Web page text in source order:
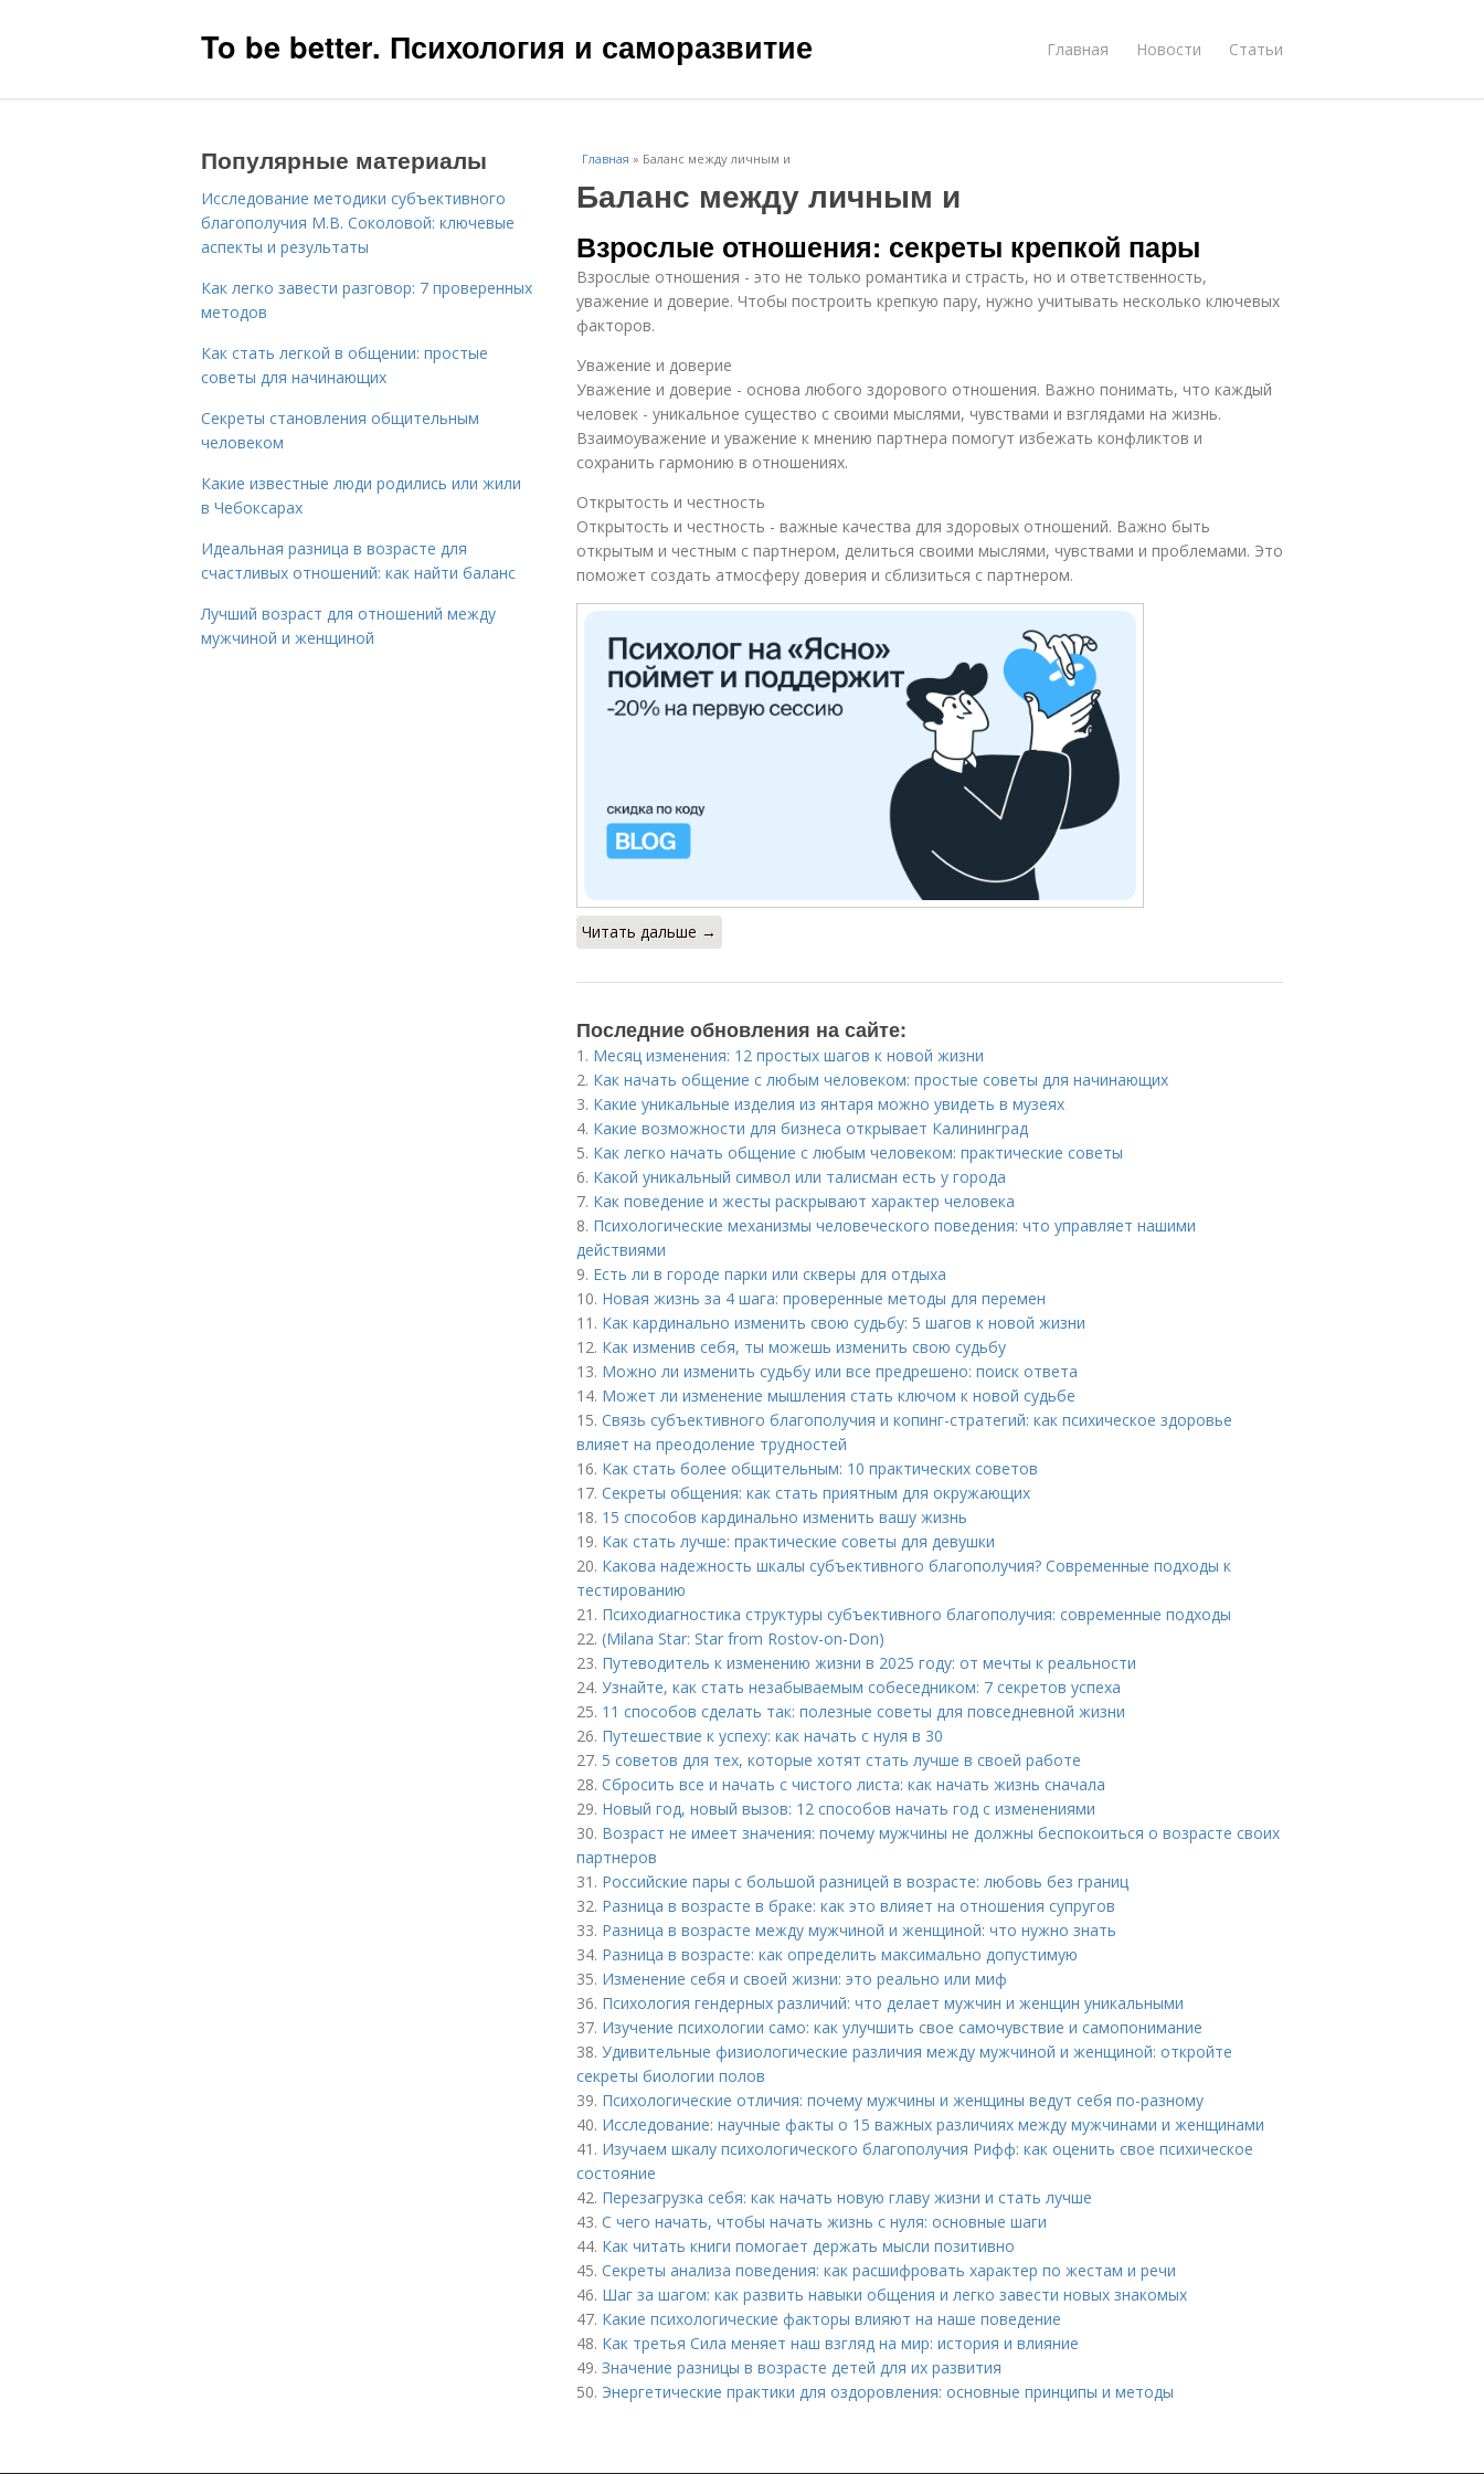
To be better. Психология и саморазвитие Главная Новости Статьи
Главная » Баланс между личным и
Баланс между личным и
Взрослые отношения: секреты крепкой пары
Взрослые отношения - это не только романтика и страсть, но и ответственность,
уважение и доверие. Чтобы построить крепкую пару, нужно учитывать несколько ключевых
факторов.
Уважение и доверие
Уважение и доверие - основа любого здорового отношения. Важно понимать, что каждый
человек - уникальное существо с своими мыслями, чувствами и взглядами на жизнь.
Взаимоуважение и уважение к мнению партнера помогут избежать конфликтов и
сохранить гармонию в отношениях.
Открытость и честность
Открытость и честность - важные качества для здоровых отношений. Важно быть
открытым и честным с партнером, делиться своими мыслями, чувствами и проблемами. Это
поможет создать атмосферу доверия и сблизиться с партнером.
Читать дальше →
Последние обновления на сайте:
1. Месяц изменения: 12 простых шагов к новой жизни
2. Как начать общение с любым человеком: простые советы для начинающих
3. Какие уникальные изделия из янтаря можно увидеть в музеях
4. Какие возможности для бизнеса открывает Калининград
5. Как легко начать общение с любым человеком: практические советы
6. Какой уникальный символ или талисман есть у города
7. Как поведение и жесты раскрывают характер человека
8. Психологические механизмы человеческого поведения: что управляет нашими
действиями
9. Есть ли в городе парки или скверы для отдыха
10. Новая жизнь за 4 шага: проверенные методы для перемен
11. Как кардинально изменить свою судьбу: 5 шагов к новой жизни
12. Как изменив себя, ты можешь изменить свою судьбу
13. Можно ли изменить судьбу или все предрешено: поиск ответа
14. Может ли изменение мышления стать ключом к новой судьбе
15. Связь субъективного благополучия и копинг-стратегий: как психическое здоровье
влияет на преодоление трудностей
16. Как стать более общительным: 10 практических советов
17. Секреты общения: как стать приятным для окружающих
18. 15 способов кардинально изменить вашу жизнь
19. Как стать лучше: практические советы для девушки
20. Какова надежность шкалы субъективного благополучия? Современные подходы к
тестированию
21. Психодиагностика структуры субъективного благополучия: современные подходы
22. (Milana Star: Star from Rostov-on-Don)
23. Путеводитель к изменению жизни в 2025 году: от мечты к реальности
24. Узнайте, как стать незабываемым собеседником: 7 секретов успеха
25. 11 способов сделать так: полезные советы для повседневной жизни
26. Путешествие к успеху: как начать с нуля в 30
27. 5 советов для тех, которые хотят стать лучше в своей работе
28. Сбросить все и начать с чистого листа: как начать жизнь сначала
29. Новый год, новый вызов: 12 способов начать год с изменениями
30. Возраст не имеет значения: почему мужчины не должны беспокоиться о возрасте своих
партнеров
31. Российские пары с большой разницей в возрасте: любовь без границ
32. Разница в возрасте в браке: как это влияет на отношения супругов
33. Разница в возрасте между мужчиной и женщиной: что нужно знать
34. Разница в возрасте: как определить максимально допустимую
35. Изменение себя и своей жизни: это реально или миф
36. Психология гендерных различий: что делает мужчин и женщин уникальными
37. Изучение психологии само: как улучшить свое самочувствие и самопонимание
38. Удивительные физиологические различия между мужчиной и женщиной: откройте
секреты биологии полов
39. Психологические отличия: почему мужчины и женщины ведут себя по-разному
40. Исследование: научные факты о 15 важных различиях между мужчинами и женщинами
41. Изучаем шкалу психологического благополучия Рифф: как оценить свое психическое
состояние
42. Перезагрузка себя: как начать новую главу жизни и стать лучше
43. С чего начать, чтобы начать жизнь с нуля: основные шаги
44. Как читать книги помогает держать мысли позитивно
45. Секреты анализа поведения: как расшифровать характер по жестам и речи
46. Шаг за шагом: как развить навыки общения и легко завести новых знакомых
47. Какие психологические факторы влияют на наше поведение
48. Как третья Сила меняет наш взгляд на мир: история и влияние
49. Значение разницы в возрасте детей для их развития
50. Энергетические практики для оздоровления: основные принципы и методы
Популярные материалы
Исследование методики субъективного
благополучия М.В. Соколовой: ключевые
аспекты и результаты
Как легко завести разговор: 7 проверенных
методов
Как стать легкой в общении: простые
советы для начинающих
Секреты становления общительным
человеком
Какие известные люди родились или жили
в Чебоксарах
Идеальная разница в возрасте для
счастливых отношений: как найти баланс
Лучший возраст для отношений между
мужчиной и женщиной